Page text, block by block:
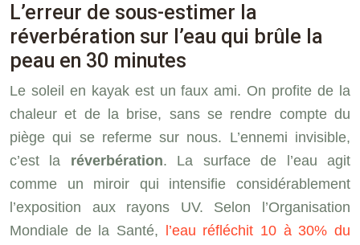
L’erreur de sous-estimer la
réverbération sur l’eau qui brûle la
peau en 30 minutes
Le soleil en kayak est un faux ami. On profite de la
chaleur et de la brise, sans se rendre compte du
piège qui se referme sur nous. L’ennemi invisible,
c’est la réverbération. La surface de l’eau agit
comme un miroir qui intensifie considérablement
l’exposition aux rayons UV. Selon l’Organisation
Mondiale de la Santé,
l’eau réfléchit 10 à 30% du